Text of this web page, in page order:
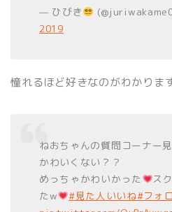
— ひびき
2019
憧れるほど好きなのがわかりま
ねおちゃんの質問コーナー
かわいくない？？
めっちゃかわいかった
ス
たw
#見た人いいね#フォ